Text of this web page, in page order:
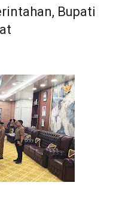
Bupati